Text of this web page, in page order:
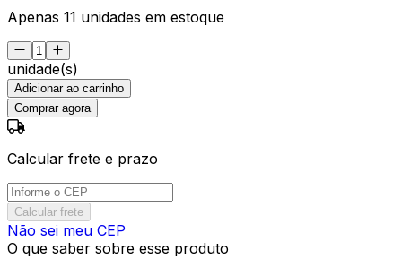
Apenas 11 unidades em estoque
unidade(s)
Adicionar ao carrinho
Comprar agora
Calcular frete e prazo
Calcular frete
Não sei meu CEP
O que saber sobre esse produto